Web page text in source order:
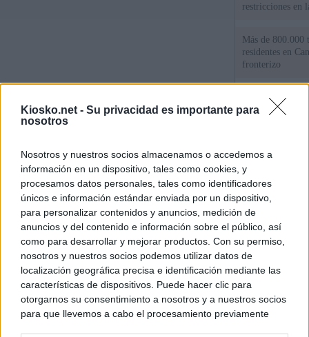
Kiosko.net - Su privacidad es importante para
nosotros
Nosotros y nuestros socios almacenamos o accedemos a
información en un dispositivo, tales como cookies, y
procesamos datos personales, tales como identificadores
únicos e información estándar enviada por un dispositivo,
para personalizar contenidos y anuncios, medición de
anuncios y del contenido e información sobre el público, así
como para desarrollar y mejorar productos. Con su permiso,
nosotros y nuestros socios podemos utilizar datos de
localización geográfica precisa e identificación mediante las
características de dispositivos. Puede hacer clic para
otorgarnos su consentimiento a nosotros y a nuestros socios
para que llevemos a cabo el procesamiento previamente
restricciones en
Más de 800.000
residentes en
fronterizo
Qué hay detrás
España por la
personas se
algo"
© Kiosko.net Aviso Legal Privacidad y Cookies